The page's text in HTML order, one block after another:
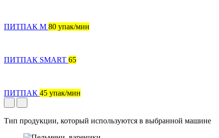
ПИТПАК М 80 упак/мин
ПИТПАК SMART 65
ПИТПАК 45 упак/мин
Тип продукции, который используются в выбранной машине